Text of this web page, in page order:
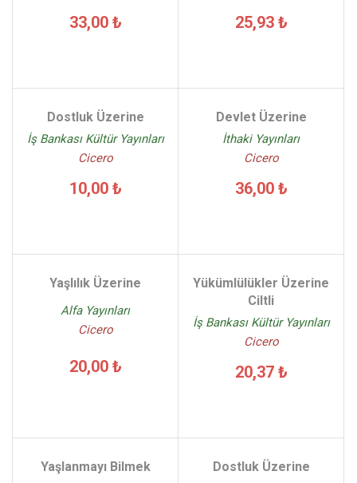
33,00 ₺ 25,93 ₺
Dostluk Üzerine
İş Bankası Kültür Yayınları
Cicero
10,00 ₺
Devlet Üzerine
İthaki Yayınları
Cicero
36,00 ₺
Yaşlılık Üzerine
Alfa Yayınları
Cicero
20,00 ₺
Yükümlülükler Üzerine
Ciltli
İş Bankası Kültür Yayınları
Cicero
20,37 ₺
Yaşlanmayı Bilmek Dostluk Üzerine